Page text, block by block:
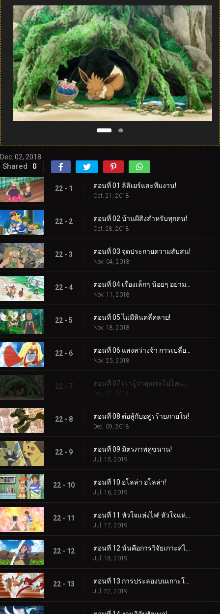
Dec. 02, 2018
Shared 0
22 - 1 ตอนที่ 01 ลิลิเยร์และทีมงาน!
Oct. 21, 2018
22 - 2 ตอนที่ 02 บ้านผีสิงสำหรับทุกคน!
Oct. 28, 2018
22 - 3 ตอนที่ 03 จุดประกายความสับสน!
Nov. 04, 2018
22 - 4
Nov. 11, 2018
22 - 5 ตอนที่ 05 ไม่มีหินคลี่คลาย!
Nov. 18, 2018
22 - 6
Nov. 25, 2018
22 - 7
Dec. 02, 2018
22 - 8 ตอนที่ 08 ต่อสู้กับอสูรร้ายภายใน!
Dec. 09, 2018
22 - 9 ตอนที่ 09 มิตรภาพคู่ขนาน!
Jul. 15, 2019
22 - 10 ตอนที่ 10 อโลล่า อโลล่า!
Jul. 16, 2019
22 - 11
Jul. 17, 2019
22 - 12
Jul. 18, 2019
22 - 13
Jul. 22, 2019